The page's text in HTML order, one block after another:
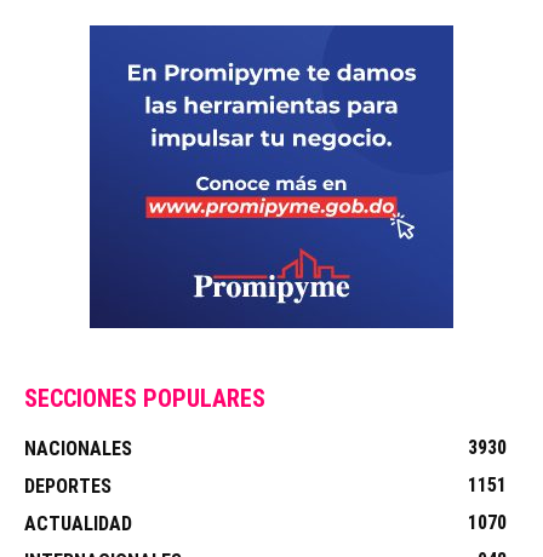
SECCIONES POPULARES
NACIONALES
3930
DEPORTES
1151
ACTUALIDAD
1070